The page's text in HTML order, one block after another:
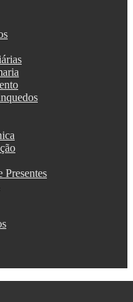
Presentes